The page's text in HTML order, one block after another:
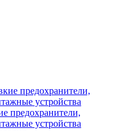
предохранители,
устройства